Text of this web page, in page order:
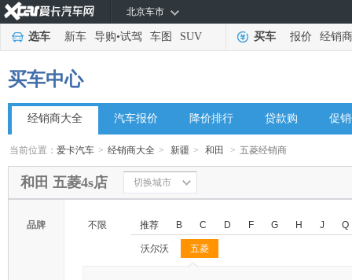
北京车市
选车 新车 导购•试驾 车图 SUV 买车 报价 经销商
买车中心
经销商大全 汽车报价 降价排行 贷款购 促
当前位置：爱卡汽车 > 经销商大全 > 新疆 > 和田 > 五菱经销商
和田 五菱4s店 切换城市
品牌 不限 推荐 B C D F G H J Q
沃尔沃 五菱
◆
◆